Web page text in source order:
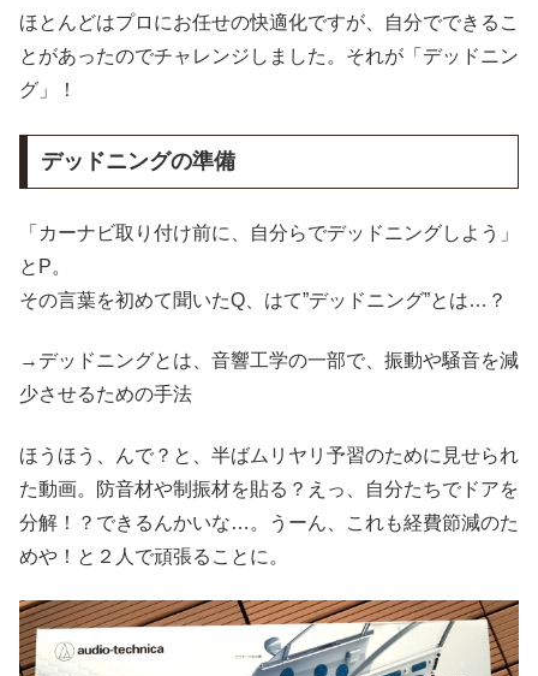
ほとんどはプロにお任せの快適化ですが、自分でできるこ
とがあったのでチャレンジしました。それが「デッドニン
グ」！
デッドニングの準備
「カーナビ取り付け前に、自分らでデッドニングしよう」
とP。
その言葉を初めて聞いたQ、はて”デッドニング”とは…？
→デッドニングとは、音響工学の一部で、振動や騒音を減
少させるための手法
ほうほう、んで？と、半ばムリヤリ予習のために見せられ
た動画。防音材や制振材を貼る？えっ、自分たちでドアを
分解！？できるんかいな…。うーん、これも経費節減のた
めや！と２人で頑張ることに。